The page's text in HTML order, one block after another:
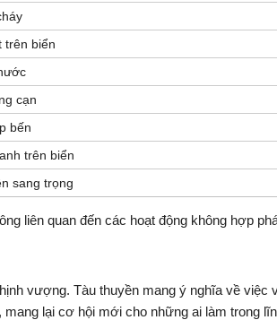
trên biển
cạn
bến
trên biển
sang trọng
liên quan đến các hoạt động không hợp
vượng. Tàu thuyền mang ý nghĩa về
lại cơ hội mới cho những ai làm trong